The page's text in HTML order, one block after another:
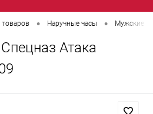
товаров • Наручные часы • Мужские
Атака